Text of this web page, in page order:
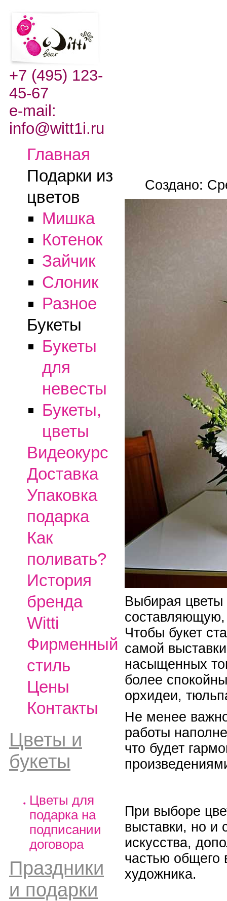
+7 (495) 123-
45-67
e-mail:
info@witt1i.ru
Главная
Подарки из
цветов
Мишка
Котенок
Зайчик
Слоник
Разное
Букеты
Букеты
для
невесты
Букеты,
цветы
Видеокурс
Доставка
Упаковка
подарка
Как
поливать?
История
бренда
Witti
Фирменный
стиль
Цены
Контакты
Цветы и
букеты
Цветы для
подарка на
подписании
договора
Праздники
и подарки
Создано:
Выбирая цветы
составляющую,
Чтобы букет
самой
насыщенных
более
орхидеи,
Не менее
работы
что будет
При выборе
выставки, но и
искусства,
частью общего
художника.